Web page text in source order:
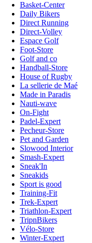
Basket-Center
Daily Bikers
Direct Running
Direct-Volley
Espace Golf
Foot-Store
Golf and co
Handball-Store
House of Rugby
La sellerie de Maé
Made in Paradis
Nauti-wave
On-Fight
Padel-Expert
Pecheur-Store
Pet and Garden
Slowood Interior
Smash-Expert
Sneak'In
Sneakids
Sport is good
Training-Fit
Trek-Expert
Triathlon-Expert
TripnBikers
Vélo-Store
Winter-Expert